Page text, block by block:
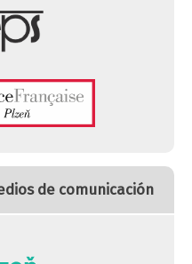
de comunicación